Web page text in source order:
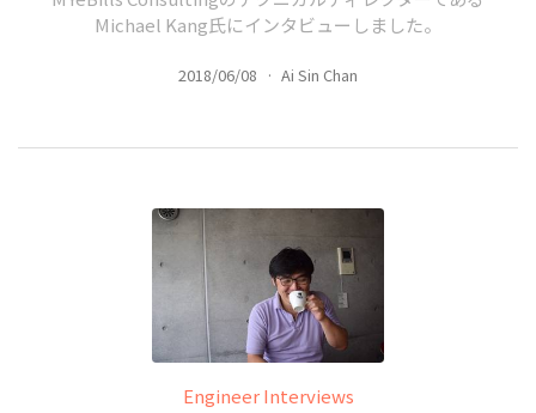
Michael Kang氏にインタビューしました。
2018/06/08 · Ai Sin Chan
Engineer Interviews